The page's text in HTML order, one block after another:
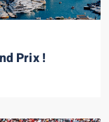
Prix !